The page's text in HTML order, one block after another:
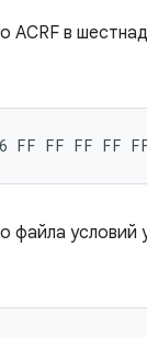
ACRF в
файла условий